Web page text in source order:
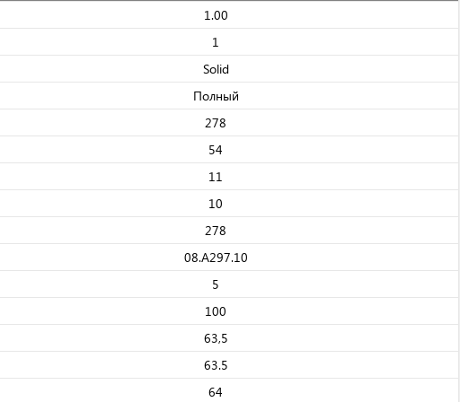
1.00
1
Solid
Полный
278
54
11
10
278
08.A297.10
5
100
63,5
63.5
64